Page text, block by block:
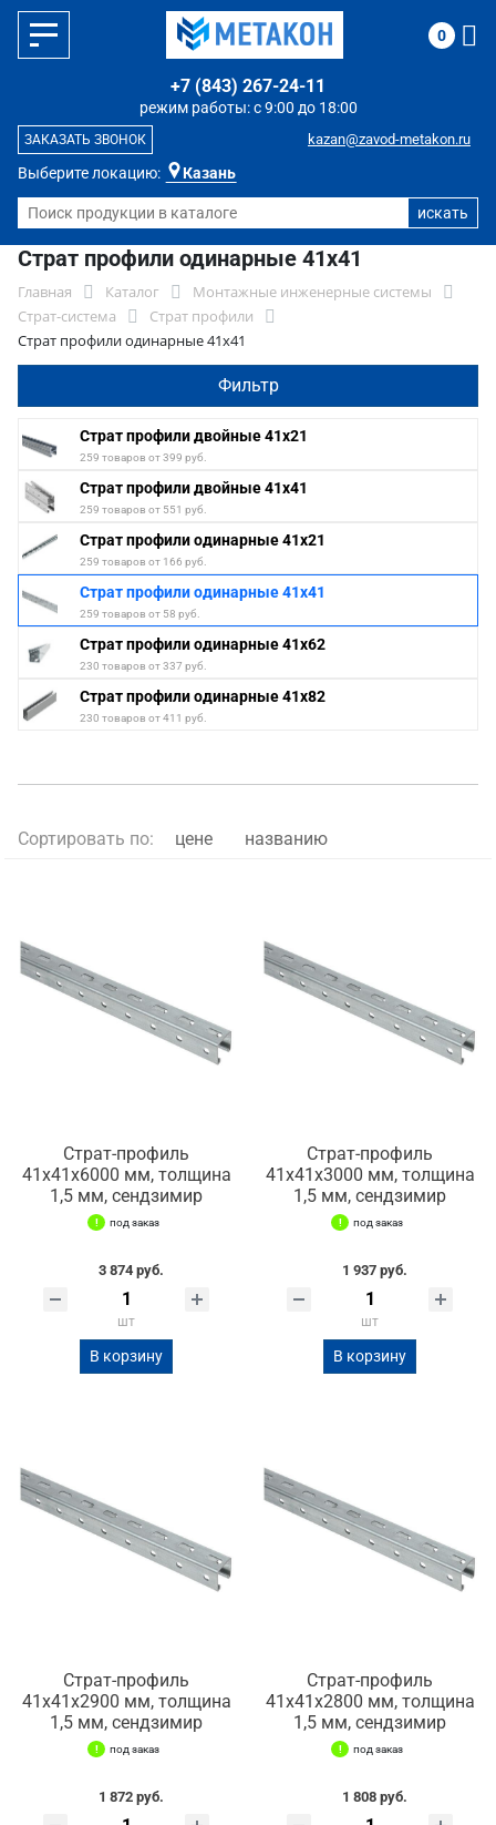
Выберите локацию: Казань
режим работы: с 9:00 до 18:00
+7 (843) 267-24-11
kazan@zavod-metakon.ru
ЗАКАЗАТЬ ЗВОНОК
0
Страт профили одинарные 41х41
Главная Каталог
Монтажные инженерные системы
Страт-система
Страт профили
Страт профили одинарные 41х41
Фильтр
Страт профили двойные 41х21
259 товаров от 399 руб.
Страт профили двойные 41х41
259 товаров от 551 руб.
Страт профили одинарные 41х21
259 товаров от 166 руб.
Страт профили одинарные 41х41
259 товаров от 58 руб.
Страт профили одинарные 41х62
230 товаров от 337 руб.
Страт профили одинарные 41х82
230 товаров от 411 руб.
Сортировать по: цене названию
Страт-профиль
41х41х6000 мм, толщина
1,5 мм, сендзимир
под заказ
3 874 руб.
шт
В корзину
Страт-профиль
41х41х3000 мм, толщина
1,5 мм, сендзимир
под заказ
1 937 руб.
шт
В корзину
Страт-профиль
41х41х2900 мм, толщина
1,5 мм, сендзимир
под заказ
1 872 руб.
Страт-профиль
41х41х2800 мм, толщина
1,5 мм, сендзимир
под заказ
1 808 руб.